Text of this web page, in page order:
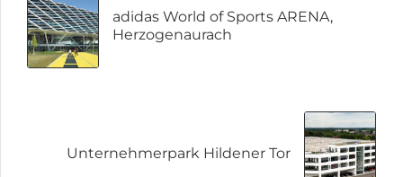
adidas World of Sports ARENA,
Herzogenaurach
Unternehmerpark Hildener Tor